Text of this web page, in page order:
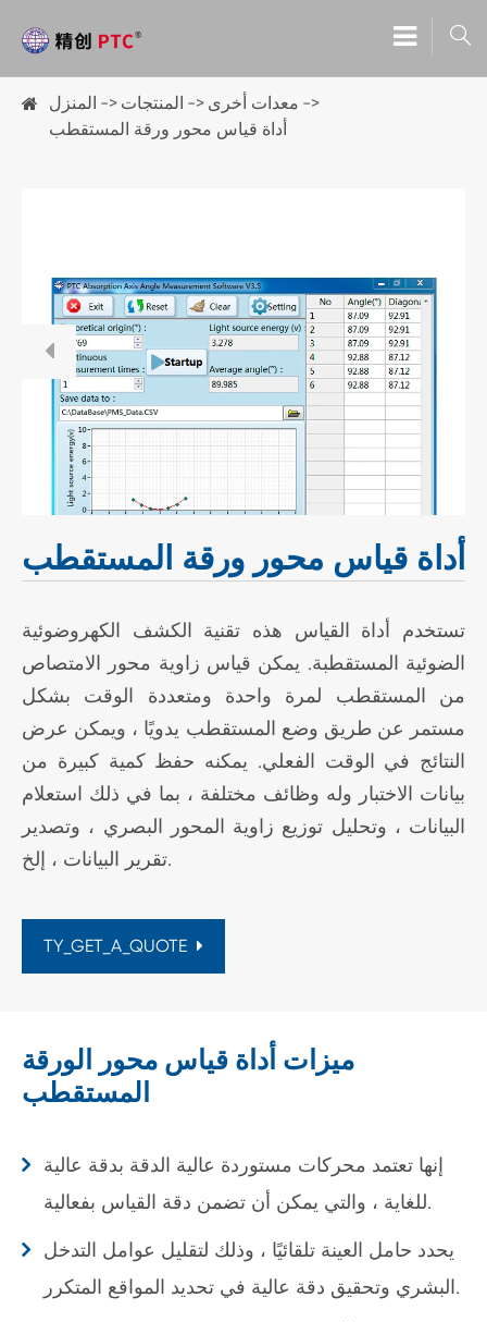

المنزل المنتجات
معدات أخرى
أداة قياس محور ورقة المستقطب
أداة قياس محور ورقة المستقطب
تستخدم أداة القياس هذه تقنية الكشف الكهروضوئية
الضوئية المستقطبة. يمكن قياس زاوية محور الامتصاص
من المستقطب لمرة واحدة ومتعددة الوقت بشكل
مستمر عن طريق وضع المستقطب يدويًا ، ويمكن عرض
النتائج في الوقت الفعلي. يمكنه حفظ كمية كبيرة من
بيانات الاختبار وله وظائف مختلفة ، بما في ذلك استعلام
البيانات ، وتحليل توزيع زاوية المحور البصري ، وتصدير
تقرير البيانات ، إلخ.
TY_GET_A_QUOTE
ميزات أداة قياس محور الورقة
المستقطب
إنها تعتمد محركات مستوردة عالية الدقة بدقة عالية
للغاية ، والتي يمكن أن تضمن دقة القياس بفعالية.
يحدد حامل العينة تلقائيًا ، وذلك لتقليل عوامل التدخل
البشري وتحقيق دقة عالية في تحديد المواقع المتكرر.